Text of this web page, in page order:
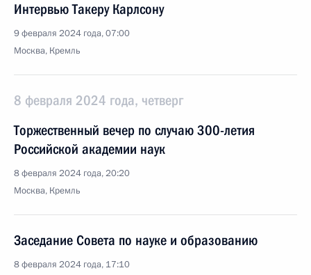
Интервью Такеру Карлсону
9 февраля 2024 года, 07:00
Москва, Кремль
8 февраля 2024 года, четверг
Торжественный вечер по случаю 300-летия
Российской академии наук
8 февраля 2024 года, 20:20
Москва, Кремль
Заседание Совета по науке и образованию
8 февраля 2024 года, 17:10